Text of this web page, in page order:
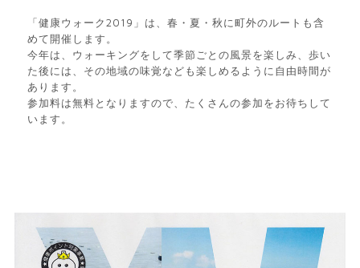
「健康ウォーク2019」は、春・夏・秋に町外のルートも含
めて開催します。
今年は、ウォーキングをして季節ごとの風景を楽しみ、歩い
た後には、その地域の味覚なども楽しめるように自由時間が
あります。
参加料は無料となりますので、たくさんの参加をお待ちして
います。